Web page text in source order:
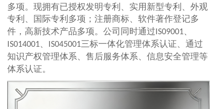
多项。现拥有已授权发明专利、实用新型专利、外观
专利、国际专利多项； 注册商标、软件著作登记多
件，高新技术产品多项。公司同时通过IS09001、
IS014001、 IS045001三标一体化管理体系认证、通过
知识产权管理体系、售后服务体系、信息安全管理等
体系认证。